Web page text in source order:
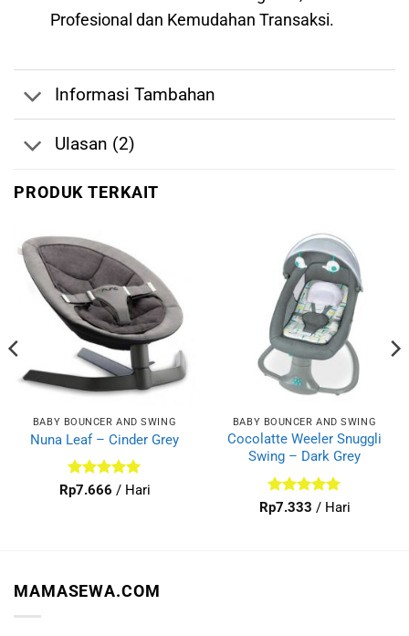
Profesional dan Kemudahan Transaksi.
Informasi Tambahan
Ulasan (2)
PRODUK TERKAIT
BABY BOUNCER AND SWING
Nuna Leaf – Cinder Grey
Dinilai 5
Rp7.666 / Hari
BABY BOUNCER AND SWING
Cocolatte Weeler Snuggli
Swing – Dark Grey
Dinilai 5
Rp7.333 / Hari
MAMASEWA.COM